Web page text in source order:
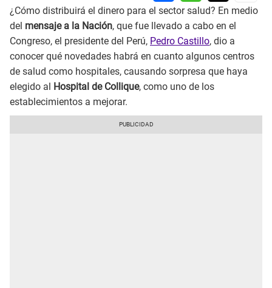
¿Cómo distribuirá el dinero para el sector salud? En medio
del mensaje a la Nación, que fue llevado a cabo en el
Congreso, el presidente del Perú, Pedro Castillo, dio a
conocer qué novedades habrá en cuanto algunos centros
de salud como hospitales, causando sorpresa que haya
elegido al
Hospital de Collique, como uno de los
establecimientos a mejorar.